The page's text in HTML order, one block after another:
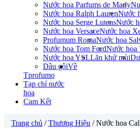
Nước hoa Parfums de Marly
Nước hoa Ralph LaurenNước
Nước hoa Serge LutensNước
Nước hoa VersaceNước hoa
Profumum RomaNước hoa
Nước hoa Tom FordNước hoa
Nước hoa YSLLăn khử mùi
Dầu gộiVề
Tprofumo
Tạp chí nước
hoa
Cam Kết
Trang chủ /Thương Hiệu / Nước hoa